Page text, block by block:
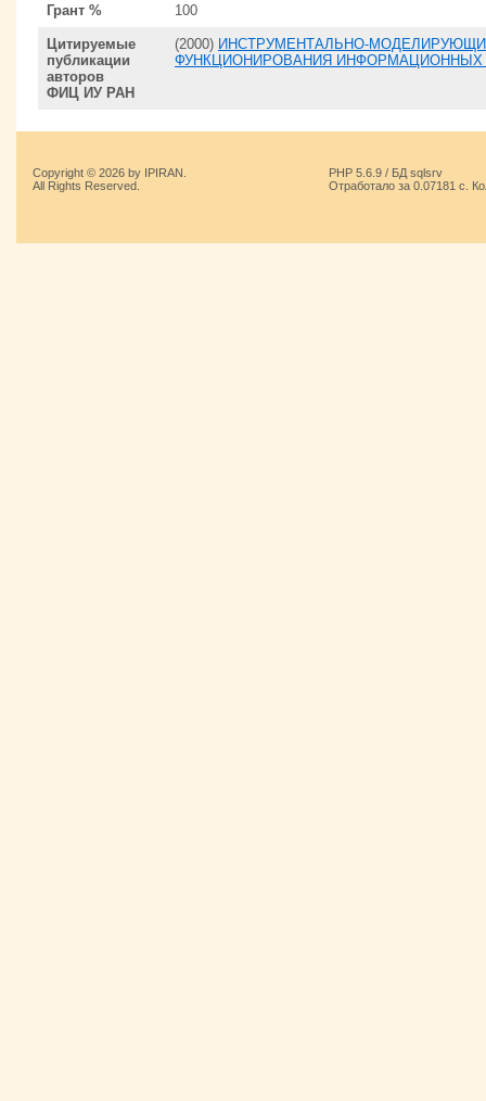
Грант % 100
Цитируемые
публикации
авторов
ФИЦ ИУ РАН
(2000) ИНСТРУМЕНТАЛЬНО-
ФУНКЦИОНИРОВАНИЯ ИНФОРМАЦИОННЫХ
Copyright © 2026 by IPIRAN.
All Rights Reserved.
PHP 5.6.9 / БД sqlsrv
Отработало за 0.07181 с.